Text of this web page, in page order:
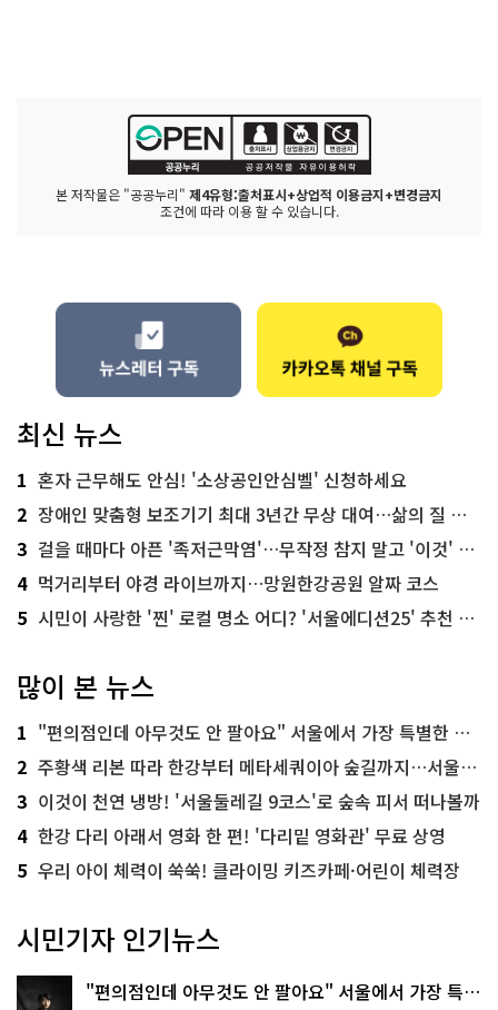
본 저작물은 "공공누리" 제4유형:출처표시+상업적 이용금지+변경금지
조건에 따라 이용 할 수 있습니다.
최신 뉴스
1 혼자 근무해도 안심! '소상공인안심벨' 신청하세요
2 장애인 맞춤형 보조기기 최대 3년간 무상 대여…삶의 질 높인다
3 걸을 때마다 아픈 '족저근막염'…무작정 참지 말고 '이것' 해보세요!
4 먹거리부터 야경 라이브까지…망원한강공원 알짜 코스
5 시민이 사랑한 '찐' 로컬 명소 어디? '서울에디션25' 추천 코스
많이 본 뉴스
1 "편의점인데 아무것도 안 팔아요" 서울에서 가장 특별한 편의점의 정체
2 주황색 리본 따라 한강부터 메타세쿼이아 숲길까지…서울둘레길 15코스
3 이것이 천연 냉방! '서울둘레길 9코스'로 숲속 피서 떠나볼까
4 한강 다리 아래서 영화 한 편! '다리밑 영화관' 무료 상영
5 우리 아이 체력이 쑥쑥! 클라이밍 키즈카페·어린이 체력장
시민기자 인기뉴스
"편의점인데 아무것도 안 팔아요" 서울에서 가장 특별